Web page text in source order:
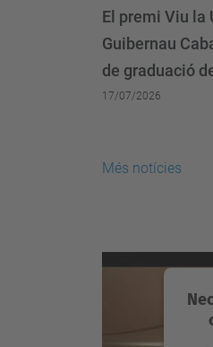
El premi Viu la
Guibernau
de graduació
17/07/2026
Més notícies